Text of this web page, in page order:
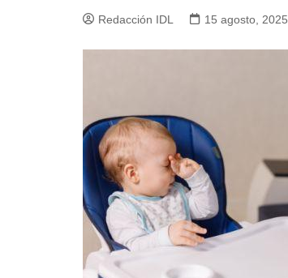
Redacción IDL 15 agosto, 2025